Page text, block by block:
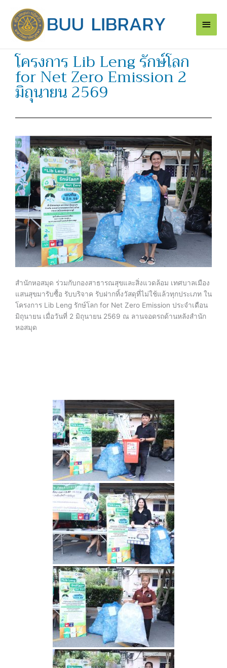
content
Main
โครงการ Lib Leng รักษ์โลก
for Net Zero Emission 2
มิถุนายน 2569
สำนักหอสมุด ร่วมกับกองสาธารณสุขและสิ่งแวดล้อม เทศบาลเมือง
แสนสุขมารับซื้อ รับบริจาค รับฝากทิ้งวัสดุที่ไม่ใช้แล้วทุกประเภท ใน
โครงการ Lib Leng รักษ์โลก for Net Zero Emission ประจำเดือน
มิถุนายน เมื่อวันที่ 2 มิถุนายน 2569 ณ ลานจอดรถด้านหลังสำนัก
หอสมุด